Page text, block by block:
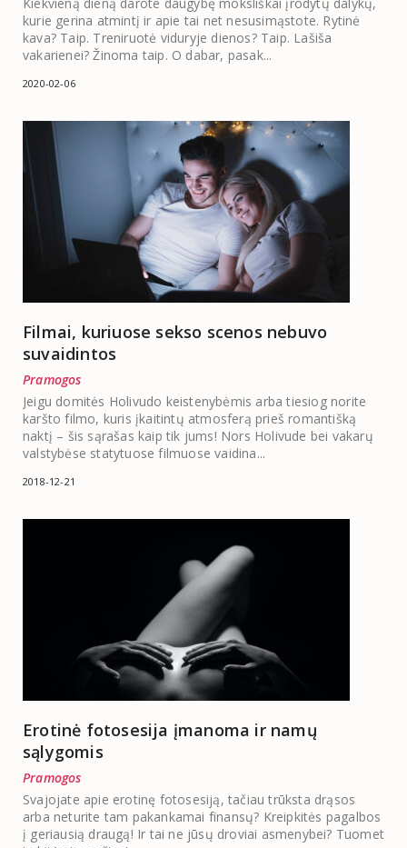
kurie gerina atmintį ir apie tai net nesusimąstote. Rytinė
kava? Taip. Treniruotė viduryje dienos? Taip. Lašiša
vakarienei? Žinoma taip. O dabar, pasak...
2020-02-06
Filmai, kuriuose sekso scenos nebuvo
suvaidintos
Pramogos
Jeigu domitės Holivudo keistenybėmis arba tiesiog norite
karšto filmo, kuris įkaitintų atmosferą prieš romantišką
naktį – šis sąrašas kaip tik jums! Nors Holivude bei vakarų
valstybėse statytuose filmuose vaidina...
2018-12-21
Erotinė fotosesija įmanoma ir namų
sąlygomis
Pramogos
Svajojate apie erotinę fotosesiją, tačiau trūksta drąsos
arba neturite tam pakankamai finansų? Kreipkitės pagalbos
į geriausią draugą! Ir tai ne jūsų droviai asmenybei? Tuomet